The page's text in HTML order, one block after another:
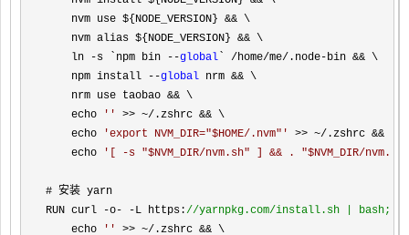
    nvm use ${NODE_VERSION}
&& \
    nvm alias ${NODE_VERSION}
&& \
    ln
-s `npm bin --global ` /home/me/.node-bin && \
    npm install
--global nrm && \
    nrm use taobao
&& \
    echo
'' >> ~/.zshrc && \
    echo
'export NVM_DIR="$HOME/.nvm" ' >> ~/.zshrc &&
    echo
' [ -s "$NVM_DIR/nvm.sh" ] && . "$NVM_DIR/
# 安装 yarn
RUN curl
-o- -L https://yarnpkg.com/install.sh | bash; \
    echo
'' >> ~/.zshrc && \